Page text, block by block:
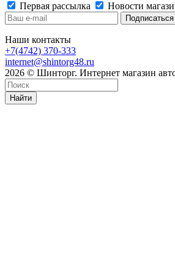
Первая рассылка
Новости
Наши контакты
+7(4742) 370-333
internet@shintorg48.ru
2026 © Шинторг. Интернет магазин
Найти